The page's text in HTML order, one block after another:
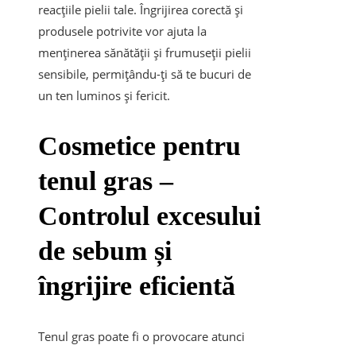
reacțiile pielii tale. Îngrijirea corectă și
produsele potrivite vor ajuta la
menținerea sănătății și frumuseții pielii
sensibile, permițându-ți să te bucuri de
un ten luminos și fericit.
Cosmetice pentru
tenul gras –
Controlul excesului
de sebum și
îngrijire eficientă
Tenul gras poate fi o provocare atunci